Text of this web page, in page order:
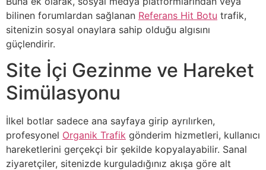
bilinen forumlardan sağlanan Referans Hit Botu trafik,
sitenizin sosyal onaylara sahip olduğu algısını
güçlendirir.
Site İçi Gezinme ve Hareket
Simülasyonu
İlkel botlar sadece ana sayfaya girip ayrılırken,
profesyonel Organik Trafik gönderim hizmetleri, kullanıcı
hareketlerini gerçekçi bir şekilde kopyalayabilir. Sanal
ziyaretçiler, sitenizde kurguladığınız akışa göre alt